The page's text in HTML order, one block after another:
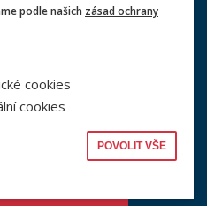
podle našich zásad ochrany
cookies
cookies
POVOLIT VŠE